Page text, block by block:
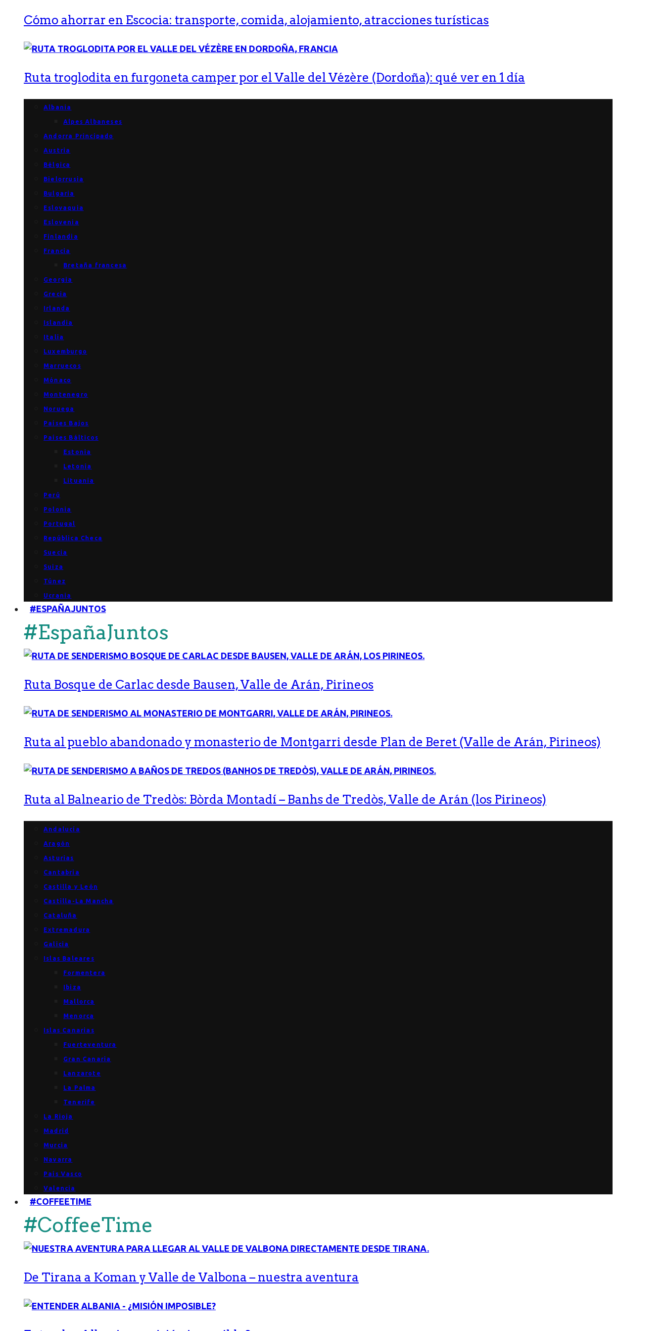
Cómo ahorrar en Escocia: transporte, comida, alojamiento, atracciones turísticas
Ruta troglodita en furgoneta camper por el Valle del Vézère (Dordoña): qué ver en 1 día
Albania
Alpes Albaneses
Andorra Principado
Austria
Bélgica
Bielorrusia
Bulgaria
Eslovaquia
Eslovenia
Finlandia
Francia
Bretaña francesa
Georgia
Grecia
Irlanda
Islandia
Italia
Luxemburgo
Marruecos
Mónaco
Montenegro
Noruega
Países Bajos
Países Bálticos
Estonia
Letonia
Lituania
Perú
Polonia
Portugal
República Checa
Suecia
Suiza
Túnez
Ucrania
#ESPAÑAJUNTOS
#EspañaJuntos
Ruta Bosque de Carlac desde Bausen, Valle de Arán, Pirineos
Ruta al pueblo abandonado y monasterio de Montgarri desde Plan de Beret (Valle de Arán, Pirineos)
Ruta al Balneario de Tredòs: Bòrda Montadí – Banhs de Tredòs, Valle de Arán (los Pirineos)
Andalucía
Aragón
Asturias
Cantabria
Castilla y León
Castilla-La Mancha
Cataluña
Extremadura
Galicia
Islas Baleares
Formentera
Ibiza
Mallorca
Menorca
Islas Canarias
Fuerteventura
Gran Canaria
Lanzarote
La Palma
Tenerife
La Rioja
Madrid
Murcia
Navarra
País Vasco
Valencia
#COFFEETIME
#CoffeeTime
De Tirana a Koman y Valle de Valbona – nuestra aventura